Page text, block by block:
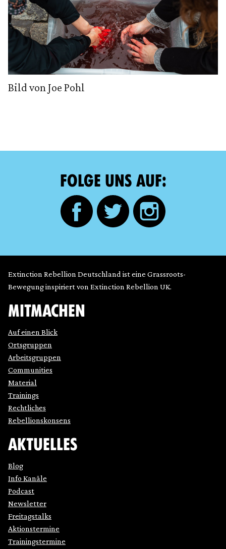
Bild von Joe Pohl
FOLGE UNS AUF:
Extinction Rebellion Deutschland ist eine Grassroots-
Bewegung inspiriert von Extinction Rebellion UK.
MITMACHEN
Auf einen Blick
Ortsgruppen
Arbeitsgruppen
Communities
Material
Trainings
Rechtliches
Rebellionskonsens
AKTUELLES
Blog
Info Kanäle
Podcast
Newsletter
Freitagstalks
Aktionstermine
Trainingstermine